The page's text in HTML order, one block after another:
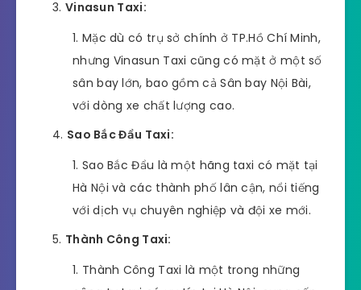
Vinasun Taxi:
Mặc dù có trụ sở chính ở TP.Hồ Chí Minh,
nhưng Vinasun Taxi cũng có mặt ở một số
sân bay lớn, bao gồm cả Sân bay Nội Bài,
với dòng xe chất lượng cao.
Sao Bắc Đẩu Taxi:
Sao Bắc Đẩu là một hãng taxi có mặt tại
Hà Nội và các thành phố lân cận, nổi tiếng
với dịch vụ chuyên nghiệp và đội xe mới.
Thành Công Taxi:
Thành Công Taxi là một trong những